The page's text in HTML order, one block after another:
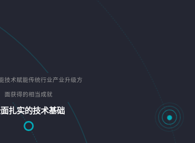
技术赋能传统行业产业升级方
面获得的相当成就
扎实的技术基础